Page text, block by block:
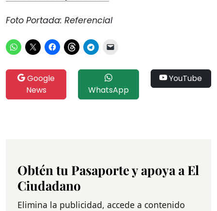
Foto Portada: Referencial
Google
News
WhatsApp
YouTube
Obtén tu Pasaporte y apoya a El
Ciudadano
Elimina la publicidad, accede a contenido